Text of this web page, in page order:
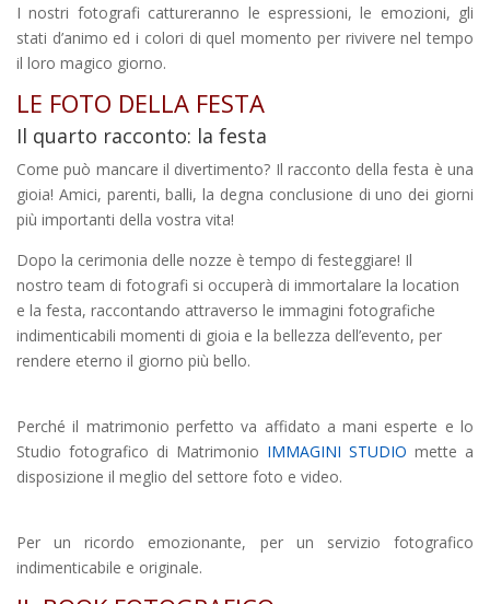
I nostri fotografi cattureranno le espressioni, le emozioni, gli
stati d’animo ed i colori di quel momento per rivivere nel tempo
il loro magico giorno.
LE FOTO DELLA FESTA
Il quarto racconto: la festa
Come può mancare il divertimento? Il racconto della festa è una
gioia! Amici, parenti, balli, la degna conclusione di uno dei giorni
più importanti della vostra vita!
Dopo la cerimonia delle nozze è tempo di festeggiare! Il
nostro team di fotografi si occuperà di immortalare la location
e la festa, raccontando attraverso le immagini fotografiche
indimenticabili momenti di gioia e la bellezza dell’evento, per
rendere eterno il giorno più bello.
Perché il matrimonio perfetto va affidato a mani esperte e lo
Studio fotografico di Matrimonio IMMAGINI STUDIO mette a
disposizione il meglio del settore foto e video.
Per un ricordo emozionante, per un servizio fotografico
indimenticabile e originale.